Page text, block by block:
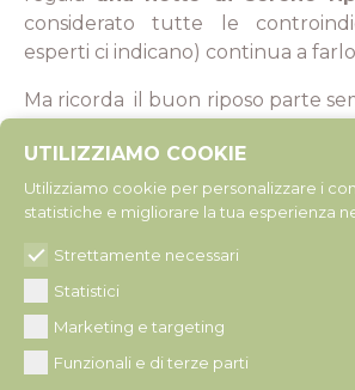
considerato tutte le
esperti ci indicano) continua a
Ma ricorda il buon riposo parte
tue caratteristiche fisiche e
Perchè non esiste unsistema
ovvero una soluzione che vada
Vieni a trovarci ti ascolteremo
aiutarti ad individuare
teperdormire bene
UTILIZZIAMO COOKIE
Utilizziamo cookie per personalizzare i
statistiche e migliorare la tua esperienza
Strettamente necessari
Statistici
Marketing e targeting
Funzionali e di terze parti